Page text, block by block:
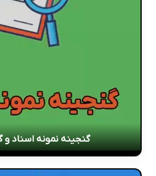
گنجینه نمونه اسناد